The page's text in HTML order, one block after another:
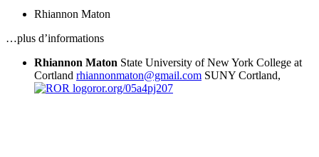
Rhiannon Maton
…plus d’informations
Rhiannon Maton State University of New York College at
Cortland rhiannonmaton@gmail.com SUNY Cortland,
ror.org/05a4pj207